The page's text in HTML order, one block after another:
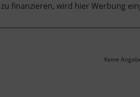
finanzieren, wird hier Werbung
Keine